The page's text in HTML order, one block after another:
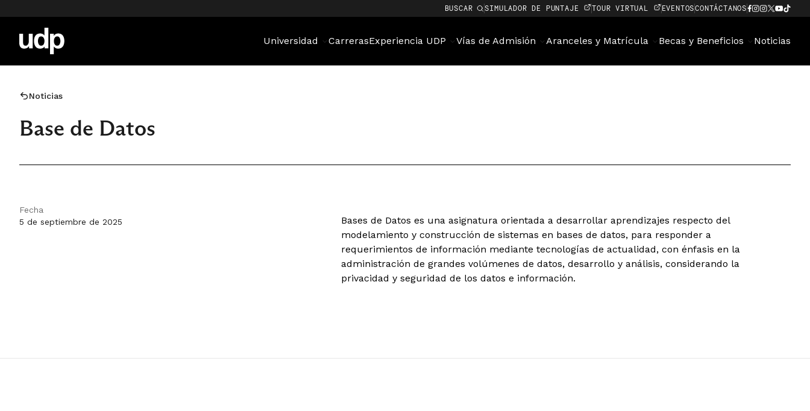
BUSCAR SIMULADOR DE PUNTAJE TOUR VIRTUAL EVENTOSCONTÁCTANOS
Universidad CarrerasExperiencia UDP Vías de Admisión Aranceles y Matrícula Becas y Beneficios Noticias
Noticias
Base de Datos
Fecha
5 de septiembre de 2025
Bases de Datos es una asignatura orientada a desarrollar aprendizajes respecto del
modelamiento y construcción de sistemas en bases de datos, para responder a
requerimientos de información mediante tecnologías de actualidad, con énfasis en la
administración de grandes volúmenes de datos, desarrollo y análisis, considerando la
privacidad y seguridad de los datos e información.